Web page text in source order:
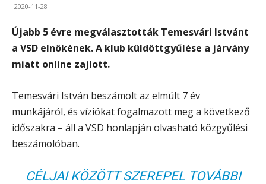
2020-11-28
Újabb 5 évre megválasztották Temesvári Istvánt
a VSD elnökének. A klub küldöttgyűlése a járvány
miatt online zajlott.
Temesvári István beszámolt az elmúlt 7 év
munkájáról, és víziókat fogalmazott meg a következő
időszakra – áll a VSD honlapján olvasható közgyűlési
beszámolóban.
CÉLJAI KÖZÖTT SZEREPEL TOVÁBBI